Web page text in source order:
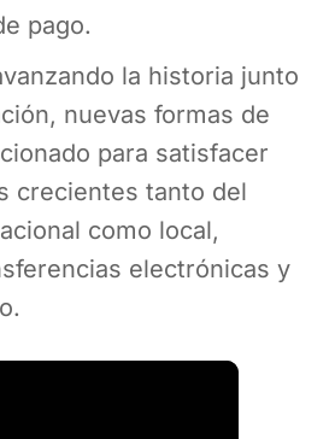
pago.
la historia junto
nuevas formas de
para satisfacer
crecientes tanto del
como local,
electrónicas y